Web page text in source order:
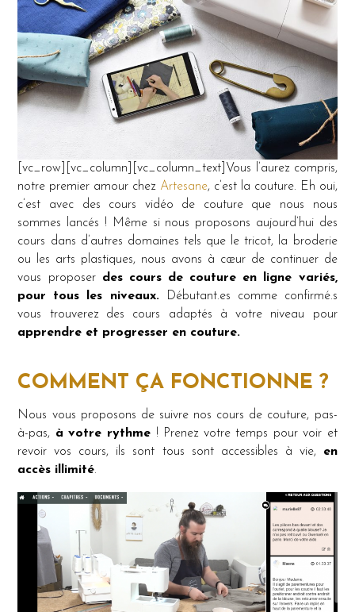
[vc_row][vc_column][vc_column_text]Vous l’aurez compris,
notre premier amour chez Artesane, c’est la couture. Eh oui,
c’est avec des cours vidéo de couture que nous nous
sommes lancés ! Même si nous proposons aujourd’hui des
cours dans d’autres domaines tels que le tricot, la broderie
ou les arts plastiques, nous avons à cœur de continuer de
vous proposerdes cours de couture en ligne variés,
pour tous les niveaux.Débutant.es comme confirmé.s
vous trouverez des cours adaptés à votre niveau pour
apprendre et progresser en couture.
COMMENT ÇA FONCTIONNE ?
Nous vous proposons de suivre nos cours de couture, pas-
à-pas, à votre rythme! Prenez votre temps pour voir et
revoir vos cours, ils sont tous sont accessibles à vie, en
accès illimité.